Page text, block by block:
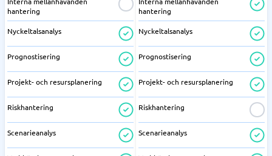
hantering
Nyckeltalsanalys
Prognostisering
Projekt- och resursplanering
Riskhantering
Scenarieanalys
hantering
Nyckeltalsanalys
Prognostisering
Projekt- och resursplanering
Riskhantering
Scenarieanalys